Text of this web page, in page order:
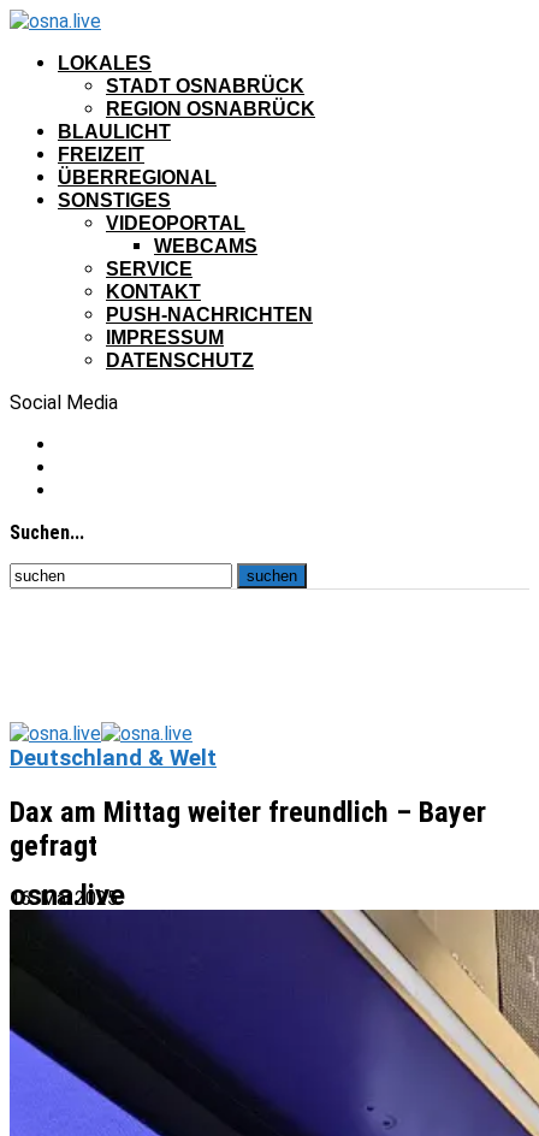
LOKALES
STADT OSNABRÜCK
REGION OSNABRÜCK
BLAULICHT
FREIZEIT
ÜBERREGIONAL
SONSTIGES
VIDEOPORTAL
WEBCAMS
SERVICE
KONTAKT
PUSH-NACHRICHTEN
IMPRESSUM
DATENSCHUTZ
Social Media
Suchen...
osna.live
Deutschland & Welt
Dax am Mittag weiter freundlich – Bayer
gefragt
16. Mai 2025